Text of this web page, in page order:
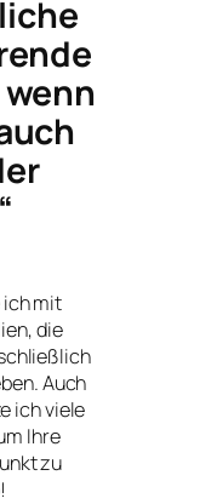
ich mit
die
Auch
ich viele
Ihre
zu